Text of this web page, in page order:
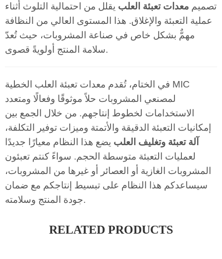
تصميم معدات تعبئة العلب يقلل من احتمالية التلوث أثناء
عملية التعبئة والإغلاق. هذا المستوى العالي من النظافة
مهمٌّ بشكل خاص في صناعة المشروبات، حيث تُعدّ
سلامة المنتج أولويةً قصوى.
في الختام، تُقدم معدات تعبئة العلب الخطية MIC
لمصنعي المشروبات حلاً موثوقًا وفعالًا ومتعدد
الاستخدامات لخطوط إنتاجهم. من خلال الجمع بين
إمكانيات التعبئة الدقيقة والأتمتة وميزات توفير التكلفة،
آلة تعبئة وتغليف العلب يضع هذا النظام معيارًا جديدًا
لعمليات التعبئة متوسطة الحجم. سواءً كنتم تعبئون
المشروبات الغازية أو العصائر أو غيرها من المشروبات،
سيساعدكم هذا النظام على تبسيط إنتاجكم مع ضمان
جودة المنتج وسلامته.
RELATED PRODUCTS